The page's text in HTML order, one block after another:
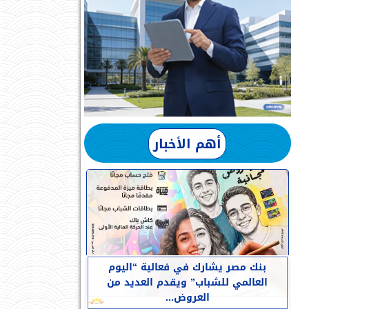
أهم الأخبار
بنك مصر يشارك في فعالية “اليوم
العالمي للشباب” ويقدم العديد من
العروض...